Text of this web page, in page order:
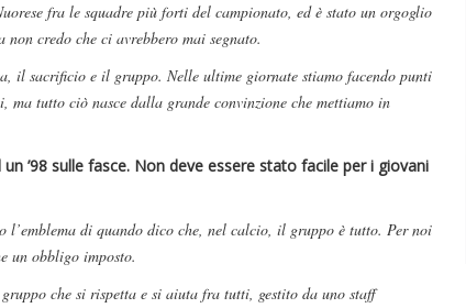
fra le squadre più forti del campionato, ed è stato un orgoglio
credo che ci avrebbero mai segnato.
il sacrificio e il gruppo. Nelle ultime giornate stiamo facendo punti
ma tutto ciò nasce dalla grande convinzione che mettiamo in
’98 sulle fasce. Non deve essere stato facile per i giovani
di quando dico che, nel calcio, il gruppo è tutto. Per noi
un obbligo imposto.
che si rispetta e si aiuta fra tutti, gestito da uno staff